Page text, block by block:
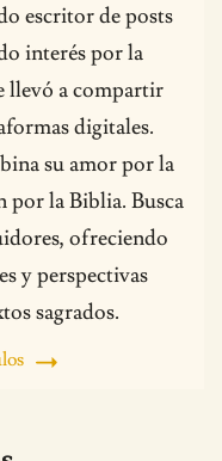
escritor de posts
interés por la
llevó a compartir
digitales.
su amor por la
por la Biblia. Busca
ofreciendo
y perspectivas
sagrados.